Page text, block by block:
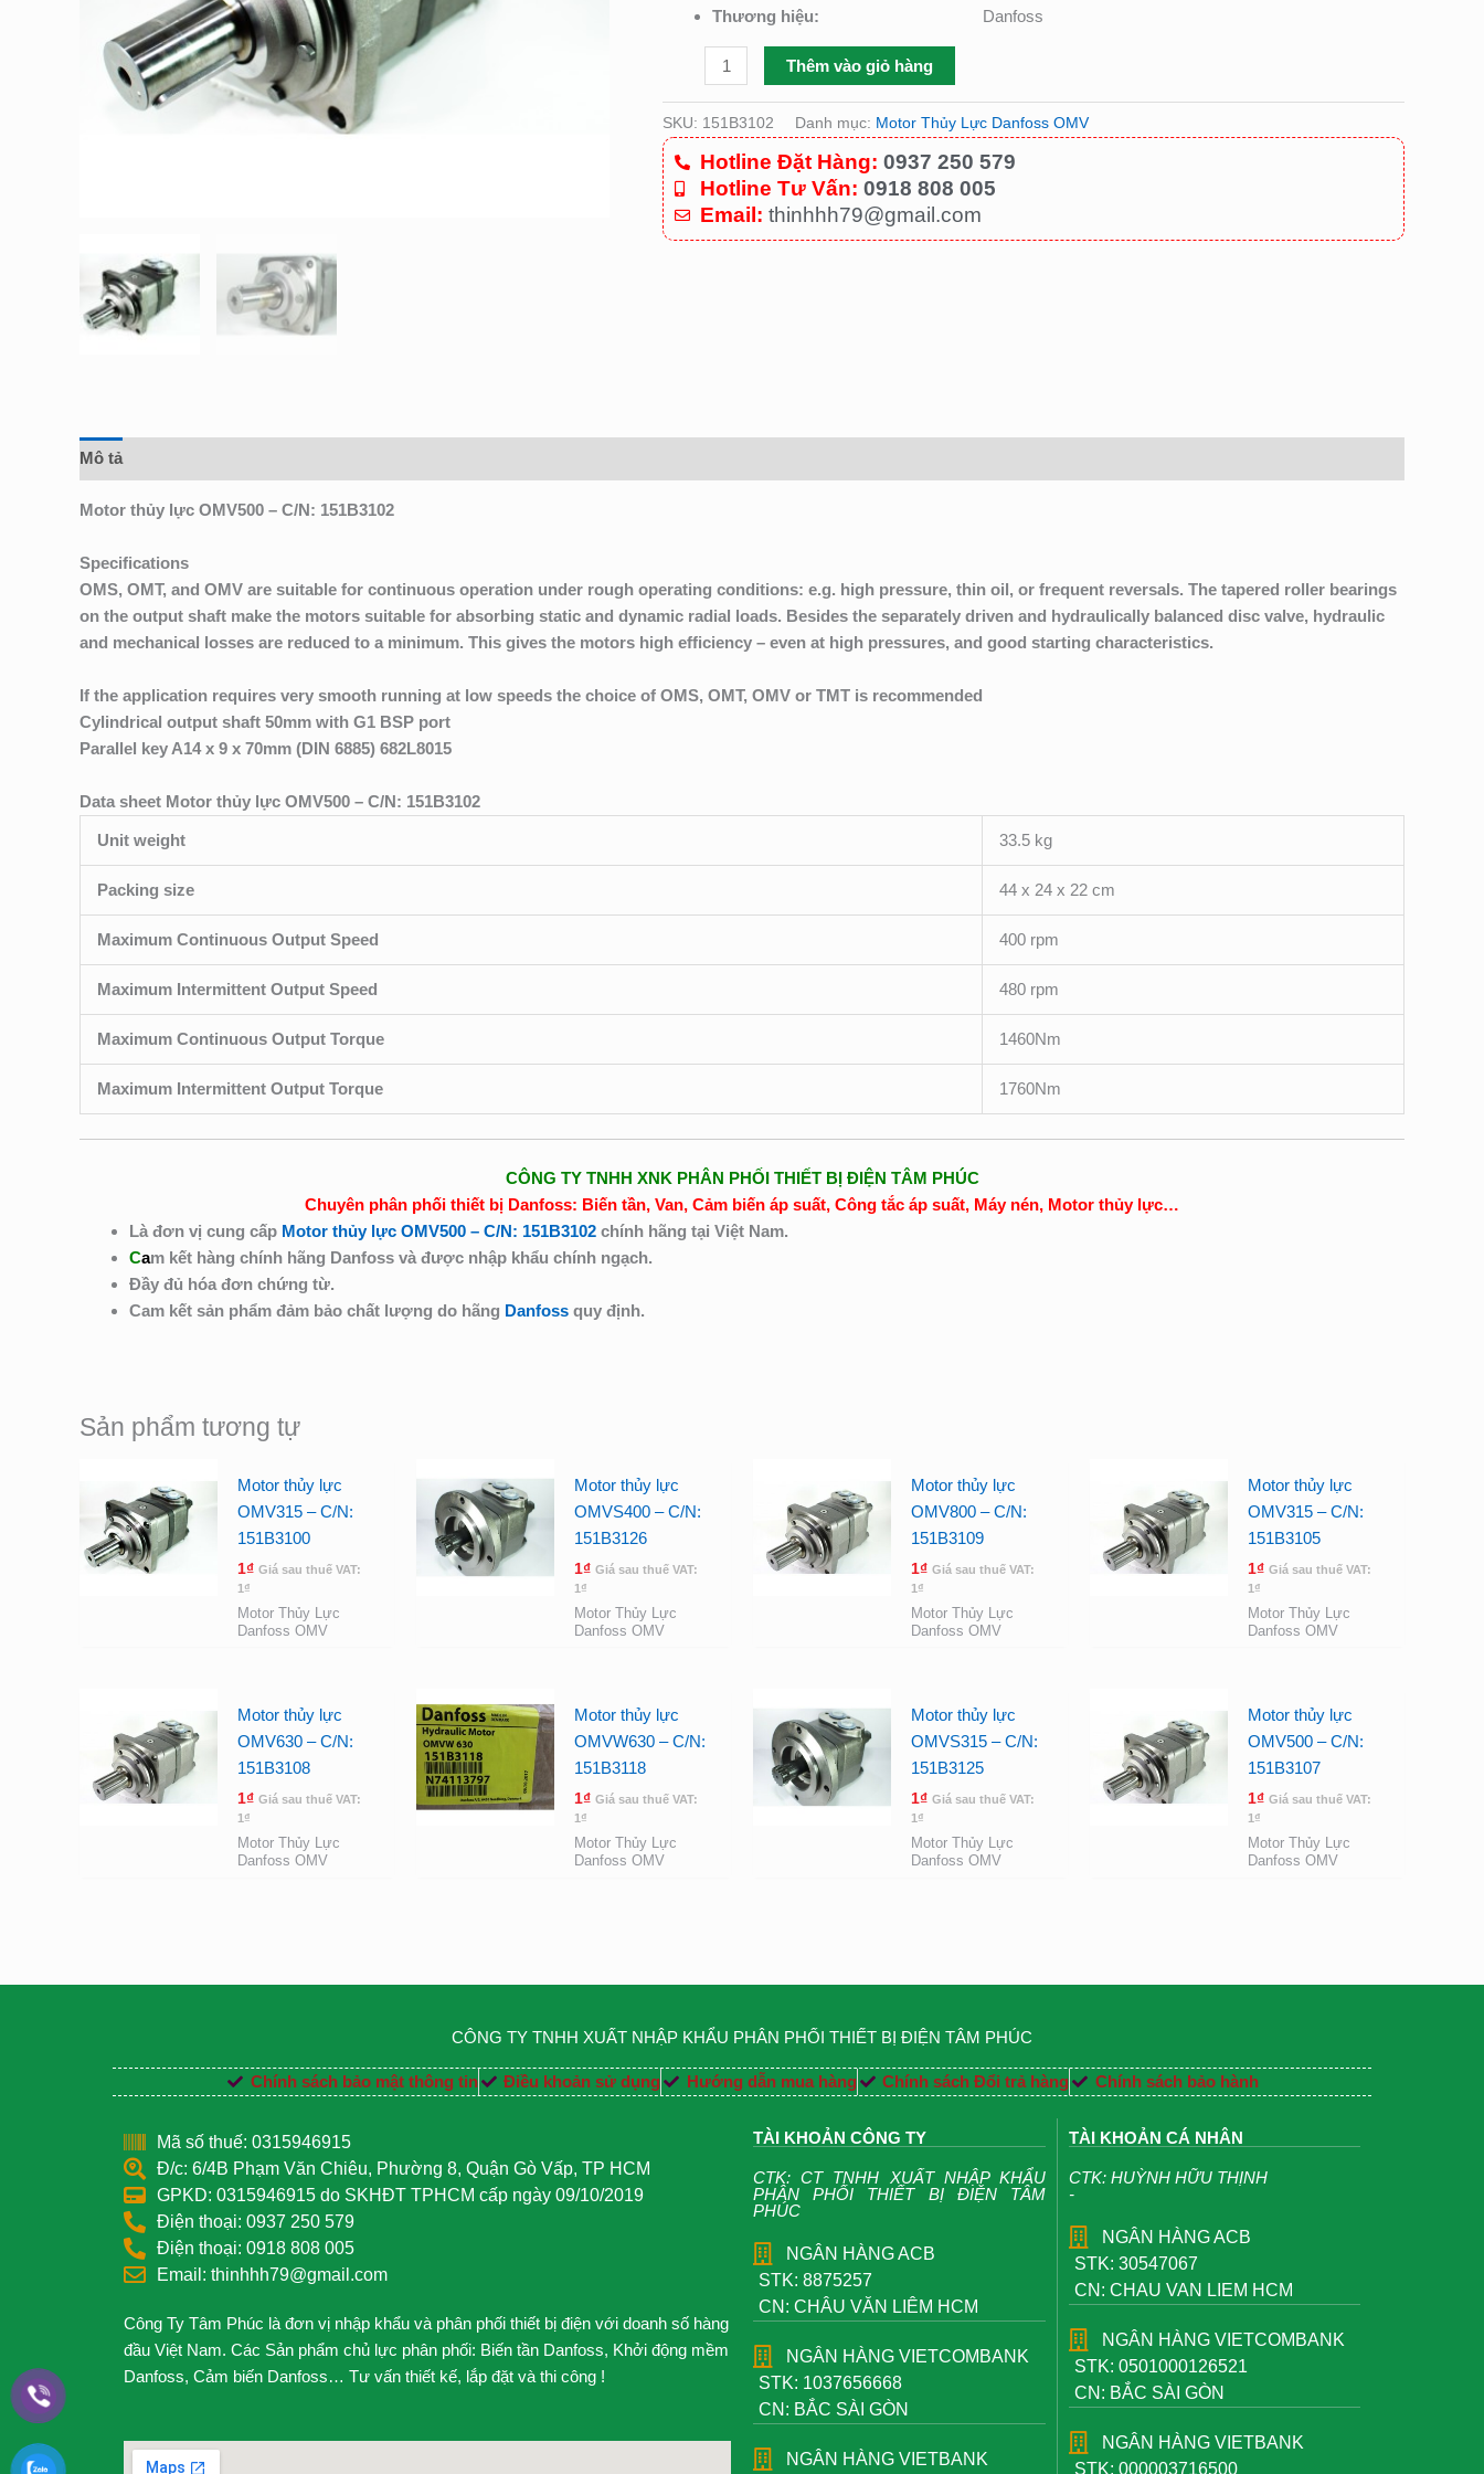
Thương hiệu: Danfoss
Thêm vào giỏ hàng
SKU: 151B3102 Danh mục: Motor Thủy Lực Danfoss OMV
Hotline Đặt Hàng: 0937 250 579
Hotline Tư Vấn: 0918 808 005
Email: thinhhh79@gmail.com
Mô tả
Motor thủy lực OMV500 – C/N: 151B3102
Specifications
OMS, OMT, and OMV are suitable for continuous operation under rough operating conditions: e.g. high pressure, thin oil, or frequent reversals. The tapered roller bear­ings
on the output shaft make the motors suitable for absorbing static and dynamic radial loads. Besides the separately driven and hydraulically balanced disc valve, hydraulic
and mechanical losses are reduced to a minimum. This gives the motors high efficiency – even at high pressures, and good starting characteristics.
If the application requires very smooth running at low speeds the choice of OMS, OMT, OMV or TMT is recommended
Cylindrical output shaft 50mm with G1 BSP port
Parallel key A14 x 9 x 70mm (DIN 6885) 682L8015
Data sheet Motor thủy lực OMV500 – C/N: 151B3102
Unit weight 33.5 kg
Packing size 44 x 24 x 22 cm
Maximum Continuous Output Speed 400 rpm
Maximum Intermittent Output Speed 480 rpm
Maximum Continuous Output Torque 1460Nm
Maximum Intermittent Output Torque 1760Nm
CÔNG TY TNHH XNK PHÂN PHỐI THIẾT BỊ ĐIỆN TÂM PHÚC
Chuyên phân phối thiết bị Danfoss: Biến tần, Van, Cảm biến áp suất, Công tắc áp suất, Máy nén, Motor thủy lực…
Là đơn vị cung cấp Motor thủy lực OMV500 – C/N: 151B3102 chính hãng tại Việt Nam.
Cam kết hàng chính hãng Danfoss và được nhập khẩu chính ngạch.
Đầy đủ hóa đơn chứng từ.
Cam kết sản phẩm đảm bảo chất lượng do hãng Danfoss quy định.
Sản phẩm tương tự
Motor thủy lực
OMV315 – C/N:
151B3100
1₫ Giá sau thuế VAT:
1 ₫
Motor Thủy Lực
Danfoss OMV
Motor thủy lực
OMVS400 – C/N:
151B3126
1₫ Giá sau thuế VAT:
1 ₫
Motor Thủy Lực
Danfoss OMV
Motor thủy lực
OMV800 – C/N:
151B3109
1₫ Giá sau thuế VAT:
1 ₫
Motor Thủy Lực
Danfoss OMV
Motor thủy lực
OMV315 – C/N:
151B3105
1₫ Giá sau thuế VAT:
1 ₫
Motor Thủy Lực
Danfoss OMV
Motor thủy lực
OMV630 – C/N:
151B3108
1₫ Giá sau thuế VAT:
1 ₫
Motor Thủy Lực
Danfoss OMV
Motor thủy lực
OMVW630 – C/N:
151B3118
1₫ Giá sau thuế VAT:
1 ₫
Motor Thủy Lực
Danfoss OMV
Motor thủy lực
OMVS315 – C/N:
151B3125
1₫ Giá sau thuế VAT:
1 ₫
Motor Thủy Lực
Danfoss OMV
Motor thủy lực
OMV500 – C/N:
151B3107
1₫ Giá sau thuế VAT:
1 ₫
Motor Thủy Lực
Danfoss OMV
CÔNG TY TNHH XUẤT NHẬP KHẨU PHÂN PHỐI THIẾT BỊ ĐIỆN TÂM PHÚC
Chính sách bảo mật thông tin Điều khoản sử dụng Hướng dẫn mua hàng Chính sách Đổi trả hàng Chính sách bảo hành
Mã số thuế: 0315946915
Đ/c: 6/4B Phạm Văn Chiêu, Phường 8, Quận Gò Vấp, TP HCM
GPKD: 0315946915 do SKHĐT TPHCM cấp ngày 09/10/2019
Điện thoại: 0937 250 579
Điện thoại: 0918 808 005
Email: thinhhh79@gmail.com
Công Ty Tâm Phúc là đơn vị nhập khẩu và phân phối thiết bị điện với doanh số hàng
đầu Việt Nam. Các Sản phẩm chủ lực phân phối: Biến tần Danfoss, Khởi động mềm
Danfoss, Cảm biến Danfoss… Tư vấn thiết kế, lắp đặt và thi công !
TÀI KHOẢN CÔNG TY
CTK: CT TNHH XUẤT NHẬP KHẨU
PHÂN PHỐI THIẾT BỊ ĐIỆN TÂM
PHÚC
NGÂN HÀNG ACB
STK: 8875257
CN: CHÂU VĂN LIÊM HCM
NGÂN HÀNG VIETCOMBANK
STK: 1037656668
CN: BẮC SÀI GÒN
NGÂN HÀNG VIETBANK
TÀI KHOẢN CÁ NHÂN
CTK: HUỲNH HỮU THỊNH
-
NGÂN HÀNG ACB
STK: 30547067
CN: CHAU VAN LIEM HCM
NGÂN HÀNG VIETCOMBANK
STK: 0501000126521
CN: BẮC SÀI GÒN
NGÂN HÀNG VIETBANK
STK: 000003716500